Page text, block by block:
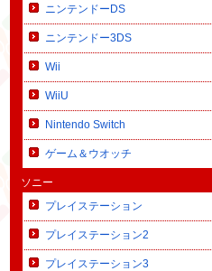
ニンテンドーDS
ニンテンドー3DS
Wii
WiiU
Nintendo Switch
ゲーム＆ウオッチ
ソニー
プレイステーション
プレイステーション2
プレイステーション3